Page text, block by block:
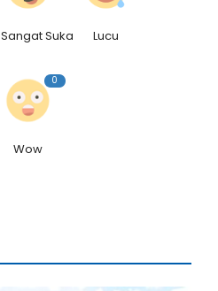
Sangat Suka Lucu
0
Wow